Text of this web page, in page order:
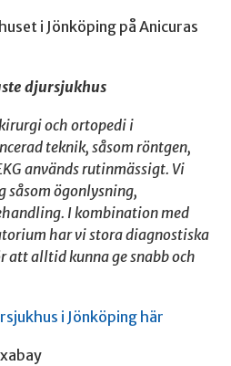
i Jönköping på Anicuras
djursjukhus
och ortopedi i
teknik, såsom röntgen,
används rutinmässigt. Vi
såsom ögonlysning,
I kombination med
har vi stora diagnostiska
alltid kunna ge snabb och
i Jönköping här